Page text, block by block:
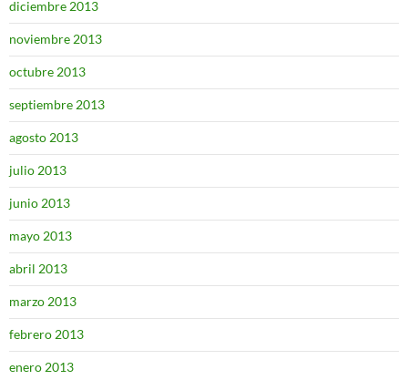
diciembre 2013
noviembre 2013
octubre 2013
septiembre 2013
agosto 2013
julio 2013
junio 2013
mayo 2013
abril 2013
marzo 2013
febrero 2013
enero 2013